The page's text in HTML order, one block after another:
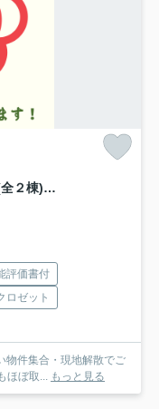
【新築】館林市西高根町第３ １号棟(全２棟) リーブルガーデン 新築建売分譲
評価書付
ロゼット
物件集合・現地解散でご
ほぼ取... もっと見る